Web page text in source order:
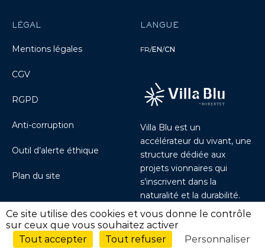
LÉGAL
Mentions légales
CGV
RGPD
Anti-corruption
Outil d’alerte éthique
Plan du site
LANGUE
FR/EN/CN
Villa Blu est un
accélérateur du vivant, une
structure dédiée aux
projets vionnaires qui
s’inscrivent dans la
naturalité et la durabilité.
Découvrir Villablu.io
Ce site utilise des cookies et vous donne le contrôle
sur ceux que vous souhaitez activer
Tout accepter
Tout refuser Personnaliser